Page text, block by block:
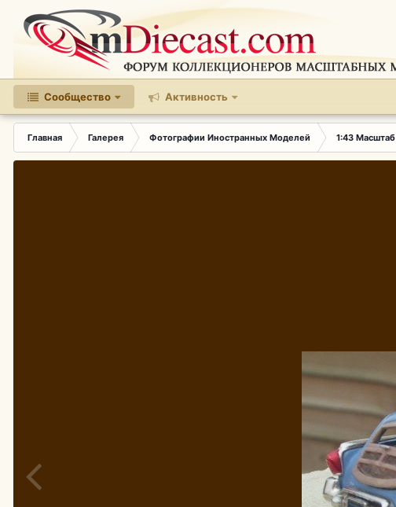
Сообщество Активность
Главная Галерея Фотографии Иностранных Моделей 1:43 Масштаб